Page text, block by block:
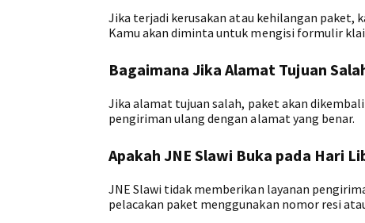
Jika terjadi kerusakan atau kehilangan paket,
Kamu akan diminta untuk mengisi formulir
Bagaimana Jika Alamat Tujuan
Jika alamat tujuan salah, paket akan
pengiriman ulang dengan alamat yang benar.
Apakah JNE Slawi Buka pada Hari
JNE Slawi tidak memberikan layanan
pelacakan paket menggunakan nomor resi